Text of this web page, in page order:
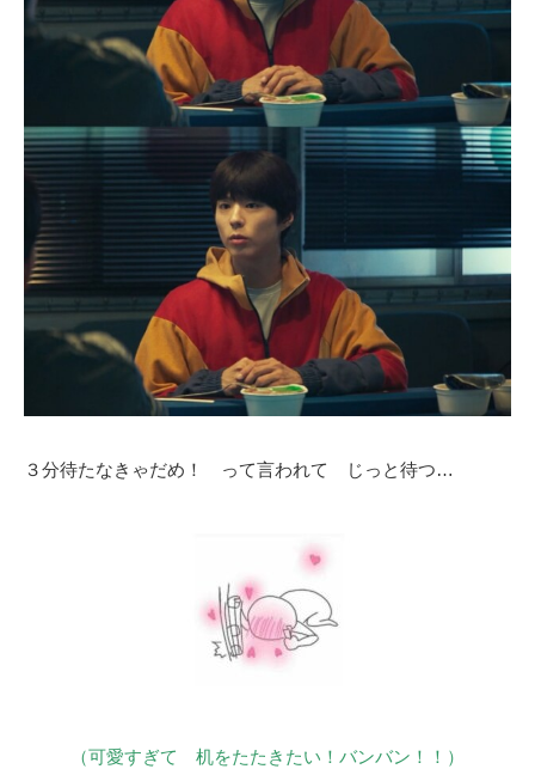
３分待たなきゃだめ！ って言われて じっと待つ…
（可愛すぎて 机をたたきたい！バンバン！！）